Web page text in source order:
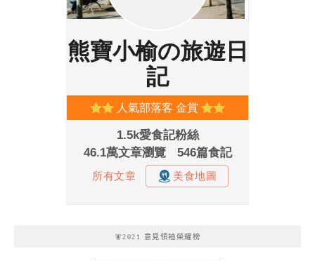
🧚2021 意見領袖榮耀榜